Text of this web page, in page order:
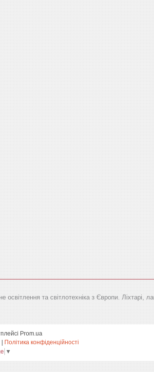
та світлотехніка з Європи. Ліхтарі,
Prom.ua
Політика конфіденційності
▼